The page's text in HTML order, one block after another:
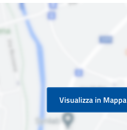
Visualizza in Mappa